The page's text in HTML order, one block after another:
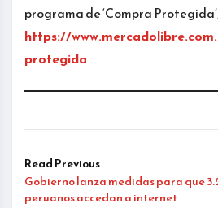
programa de ‘Compra
https://
protegida
Read Previous
Gobierno lanza medidas para que
peruanos accedan a internet